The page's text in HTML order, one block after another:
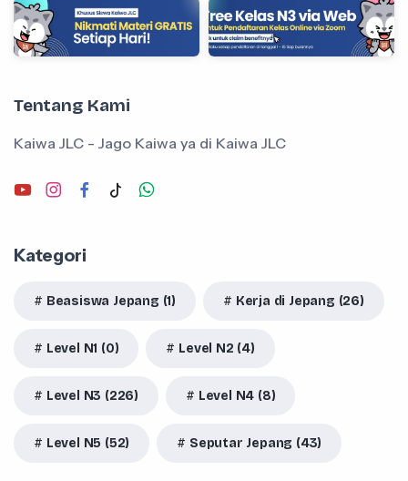
Tentang Kami
Kaiwa JLC - Jago Kaiwa ya di Kaiwa JLC
Kategori
Beasiswa Jepang (1) Kerja di Jepang (26)
Level N1 (0) Level N2 (4)
Level N3 (226) Level N4 (8)
Level N5 (52) Seputar Jepang (43)